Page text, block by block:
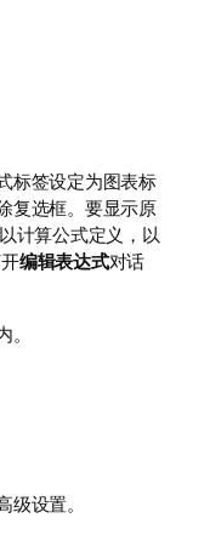
标签设定为图表标
复选框。要显示原
计算公式定义，以
编辑表达式对话
设置。